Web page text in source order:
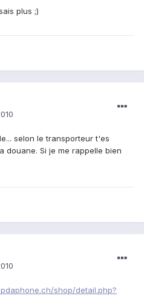
plus ;)
selon le transporteur t'es
douane. Si je me rappelle bien
shop/detail.php?